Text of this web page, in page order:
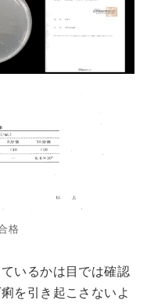
格
いるかは目では確認
を引き起こさないよ